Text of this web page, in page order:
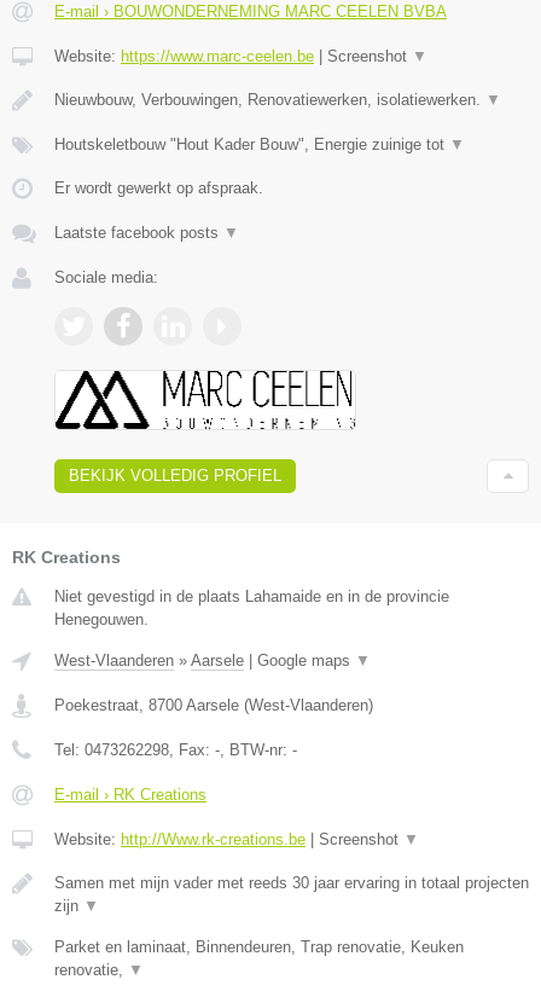
E-mail › BOUWONDERNEMING MARC CEELEN BVBA
Website: https://www.marc-ceelen.be Screenshot ▼
Nieuwbouw, Verbouwingen, Renovatiewerken, isolatiewerken. ▼
Houtskeletbouw "Hout Kader Bouw", Energie zuinige tot ▼
Er wordt gewerkt op afspraak.
Laatste facebook posts ▼
Sociale media:
BEKIJK VOLLEDIG PROFIEL
RK Creations
Niet gevestigd in de plaats Lahamaide en in de provincie
Henegouwen.
West-Vlaanderen » Aarsele | Google maps ▼
Poekestraat 8700 Aarsele (West-Vlaanderen)
Tel: 0473262298 , Fax: - , BTW-nr: -
E-mail › RK Creations
Website: http://Www.rk-creations.be | Screenshot ▼
Samen met mijn vader met reeds 30 jaar ervaring in totaal projecten
zijn ▼
Parket en laminaat, Binnendeuren, Trap renovatie, Keuken
renovatie,
▼